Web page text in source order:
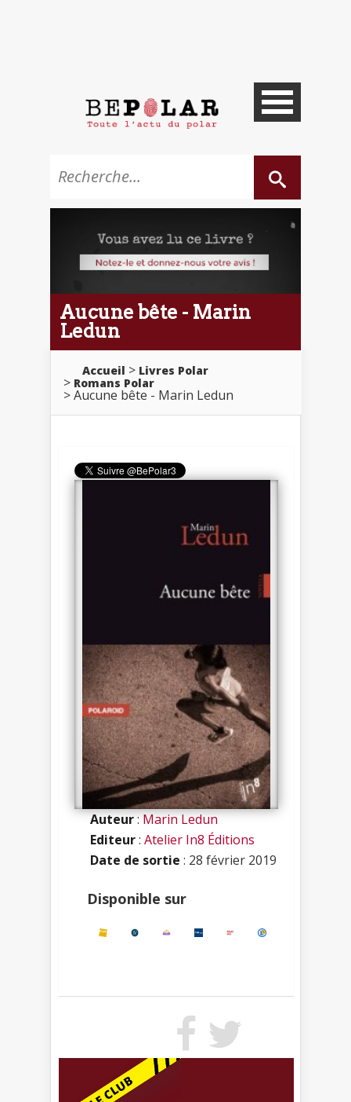
Aucune bête - Marin
Ledun
Accueil
Livres Polar
Romans Polar
Aucune bête - Marin Ledun
Auteur:Marin Ledun
Editeur: Atelier In8 Éditions
Date de sortie : 28 février 2019
Disponible sur